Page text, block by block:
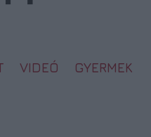
VIDEÓ GYERMEK